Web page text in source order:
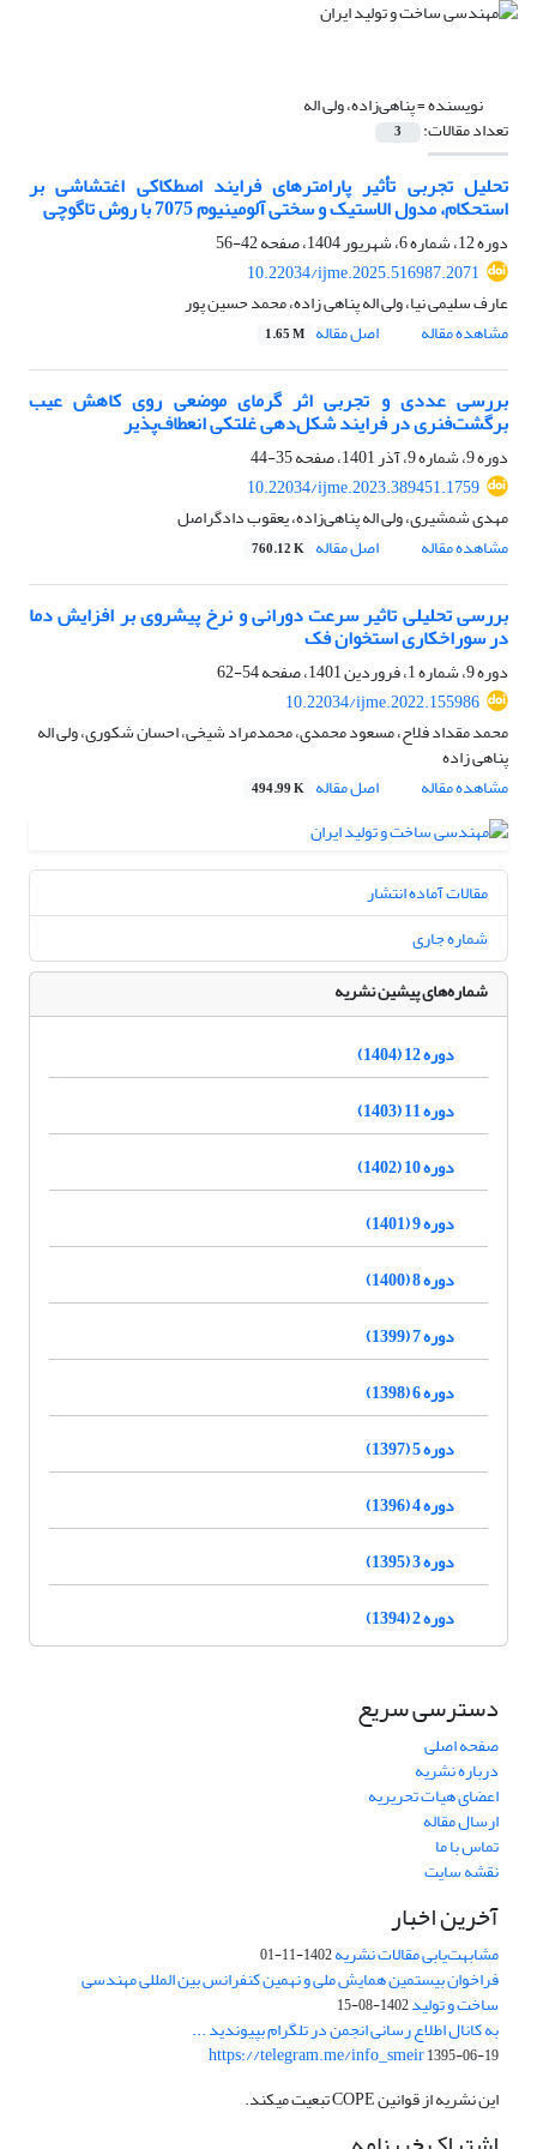
نویسنده =پناهی‌زاده، ولی اله
تعداد مقالات: 3
تحلیل تجربی تأثیر پارامترهای فرایند اصطکاکی اغتشاشی بر
استحکام، مدول الاستیک و سختی آلومینیوم 7075 با روش تاگوچی
دوره 12، شماره 6، شهریور 1404، صفحه
42-56
10.22034/ijme.2025.516987.2071
عارف سلیمی نیا، ولی اله پناهی زاده، محمد حسین پور
مشاهده مقاله
اصل مقاله 1.65 M
بررسی عددی و تجربی اثر گرمای موضعی روی کاهش عیب
برگشت‌فنری در فرایند شکل‌دهی غلتکی انعطاف‌پذیر
دوره 9، شماره 9، آذر 1401، صفحه
35-44
10.22034/ijme.2023.389451.1759
مهدی شمشیری، ولی اله پناهی‌زاده، یعقوب دادگراصل
مشاهده مقاله
اصل مقاله 760.12 K
بررسی تحلیلی تاثیر سرعت دورانی و نرخ پیشروی بر افزایش دما
در سوراخکاری استخوان فک
دوره 9، شماره 1، فروردین 1401، صفحه
54-62
10.22034/ijme.2022.155986
محمد مقداد فلاح، مسعود محمدی، محمدمراد شیخی، احسان شکوری، ولی اله
پناهی زاده
مشاهده مقاله
اصل مقاله 494.99 K
مقالات آماده انتشار
شماره جاری
شماره‌های پیشین نشریه
دوره 12 (1404)
دوره 11 (1403)
دوره 10 (1402)
دوره 9 (1401)
دوره 8 (1400)
دوره 7 (1399)
دوره 6 (1398)
دوره 5 (1397)
دوره 4 (1396)
دوره 3 (1395)
دوره 2 (1394)
دسترسی سریع
صفحه اصلی
درباره نشریه
اعضای هیات تحریریه
ارسال مقاله
تماس با ما
نقشه سایت
آخرین اخبار
مشابهت‌یابی مقالات نشریه1402-11-01
فراخوان بیستمین همایش ملی و نهمین کنفرانس بین المللی مهندسی
ساخت و تولید1402-08-15
به کانال اطلاع رسانی انجمن در تلگرام بپیوندید ...
https://telegram.me/info_smeir1395-06-19
این نشریه از قوانین COPE تبعیت میکند.